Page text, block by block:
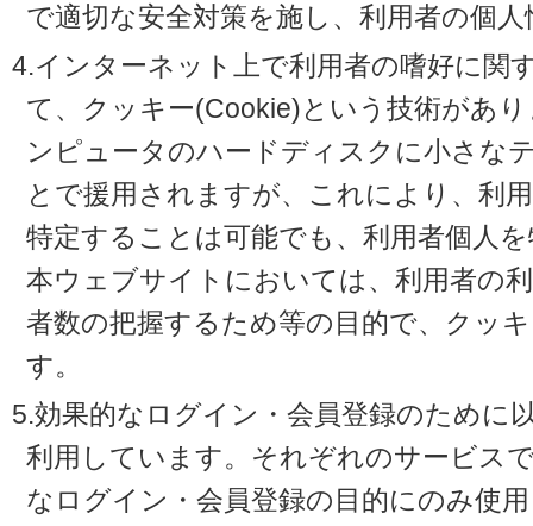
で適切な安全対策を施し、利用者の個
4.インターネット上で利用者の嗜好に関
て、クッキー(Cookie)という技術があ
ンピュータのハードディスクに小さな
とで援用されますが、これにより、利
特定することは可能でも、利用者個人
本ウェブサイトにおいては、利用者の
者数の把握するため等の目的で、クッ
す。
5.効果的なログイン・会員登録のために
利用しています。それぞれのサービス
なログイン・会員登録の目的にのみ使